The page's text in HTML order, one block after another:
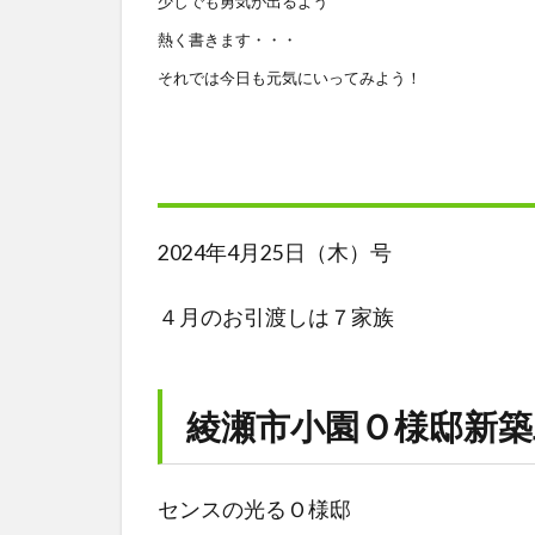
熱く書きます・・・
それでは今日も元気にいってみよう！
2024年4月25日（木）号
４月のお引渡しは７家族
綾瀬市小園Ｏ様邸新
センスの光るＯ様邸